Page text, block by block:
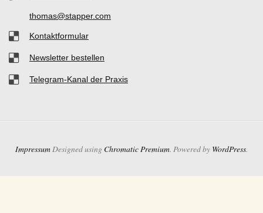
thomas@stapper.com
Kontaktformular
Newsletter bestellen
Telegram-Kanal der Praxis
Impressum Designed using Chromatic Premium. Powered by WordPress.